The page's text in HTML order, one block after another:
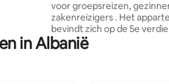
voor groepsreizen,
zakenreizigers . Het
bevindt zich op de 5e verdieping in een
gebouw met een lift. In de
alles wat je nodig hebt om je
in Albanië